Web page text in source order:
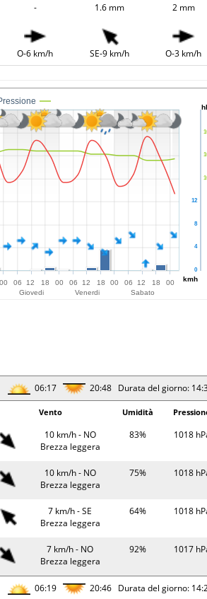
- 1.6 mm 2 mm
O-6 km/h SE-9 km/h O-3 km/h
kmh
00 06
12
Giovedi
18 00 06
12
Venerdi
18 00 06
12
Sabato
18 00
0
4
8
12
06:17 20:48 Durata del giorno:
Vento Umidità
10 km/h - NO
Brezza leggera
83% 1018
10 km/h - NO
Brezza leggera
75% 1018
7 km/h - SE
Brezza leggera
64% 1018
7 km/h - NO
Brezza leggera
92% 1017
06:19 20:46 Durata del giorno: